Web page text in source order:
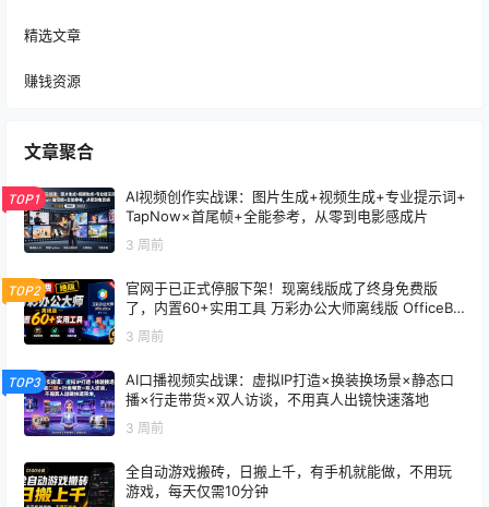
精选文章
赚钱资源
文章聚合
TOP1
AI视频创作实战课：图片生成+视频生成+专业提示词+
TapNow×首尾帧+全能参考，从零到电影感成片
3 周前
TOP2
官网于已正式停服下架！现离线版成了终身免费版
了，内置60+实用工具 万彩办公大师离线版 OfficeBo
3 周前
TOP3
AI口播视频实战课：虚拟IP打造×换装换场景×静态口
播×行走带货×双人访谈，不用真人出镜快速落地
3 周前
全自动游戏搬砖，日搬上千，有手机就能做，不用玩
游戏，每天仅需10分钟